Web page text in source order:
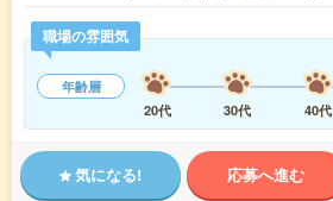
職場の雰囲気
年齢層
20代
30代 40代
気になる! 応募へ進む